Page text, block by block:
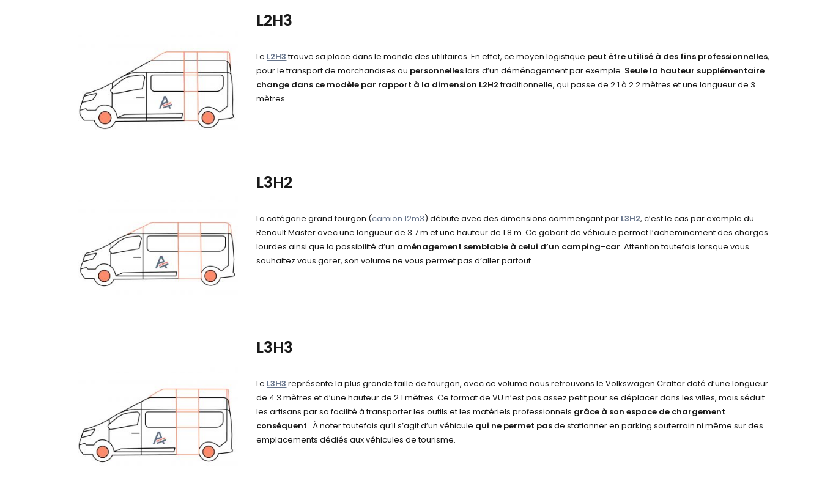
L2H3
Le L2H3trouve sa place dans le monde des utilitaires. En effet, ce moyen logistique peut être utilisé à des fins professionnelles,
pour le transport de marchandises ou personnelleslors d’un déménagement par exemple. Seule la hauteur supplémentaire
change dans ce modèle par rapport à la dimension L2H2traditionnelle, qui passe de 2.1 à 2.2 mètres et une longueur de 3
mètres.
L3H2
La catégorie grand fourgon (camion 12m3) débute avec des dimensions commençant par L3H2, c’est le cas par exemple du
Renault Masteravec une longueur de 3.7 m et une hauteur de 1.8 m. Ce gabarit de véhicule permet l’acheminement des charges
lourdes ainsi que la possibilité d’un aménagement semblable à celui d’un camping-car. Attention toutefois lorsque vous
souhaitez vous garer,son volume ne vous permet pas d’aller partout.
L3H3
Le L3H3 représente la plus grande taille de fourgon, avec ce volume nous retrouvons leVolkswagen Crafterdoté d’une longueur
de 4.3 mètres et d’une hauteur de 2.1 mètres. Ce format de VU n’est pas assez petit pour se déplacer dans les villes, mais séduit
les artisans par sa facilité à transporter les outils et les matériels professionnels grâce à son espace de chargement
conséquent. À noter toutefois qu’il s’agit d’un véhicule qui ne permet pasde stationner en parking souterrain ni même sur des
emplacements dédiés aux véhicules de tourisme.